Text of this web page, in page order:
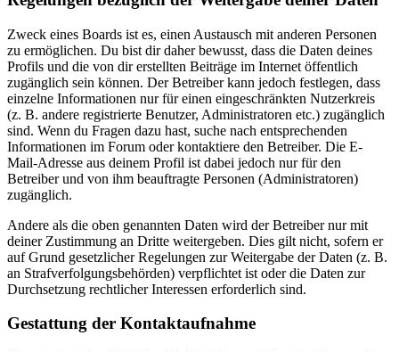
Zweck eines Boards ist es, einen Austausch mit anderen Personen
zu ermöglichen. Du bist dir daher bewusst, dass die Daten deines
Profils und die von dir erstellten Beiträge im Internet öffentlich
zugänglich sein können. Der Betreiber kann jedoch festlegen, dass
einzelne Informationen nur für einen eingeschränkten Nutzerkreis
(z. B. andere registrierte Benutzer, Administratoren etc.) zugänglich
sind. Wenn du Fragen dazu hast, suche nach entsprechenden
Informationen im Forum oder kontaktiere den Betreiber. Die E-
Mail-Adresse aus deinem Profil ist dabei jedoch nur für den
Betreiber und von ihm beauftragte Personen (Administratoren)
zugänglich.
Andere als die oben genannten Daten wird der Betreiber nur mit
deiner Zustimmung an Dritte weitergeben. Dies gilt nicht, sofern er
auf Grund gesetzlicher Regelungen zur Weitergabe der Daten (z. B.
an Strafverfolgungsbehörden) verpflichtet ist oder die Daten zur
Durchsetzung rechtlicher Interessen erforderlich sind.
Gestattung der Kontaktaufnahme